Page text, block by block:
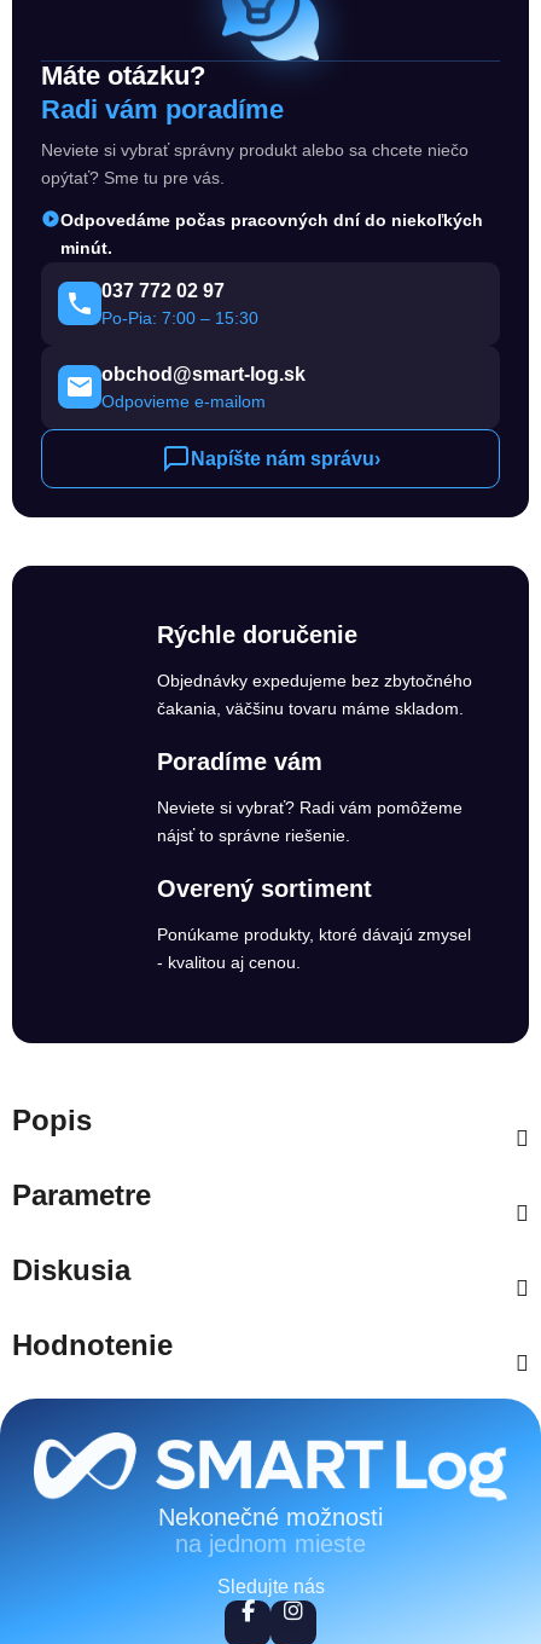
Máte otázku?
Radi vám poradíme
Neviete si vybrať správny produkt alebo sa chcete niečo
opýtať? Sme tu pre vás.
Odpovedáme počas pracovných dní do niekoľkých
minút.
037 772 02 97
Po-Pia: 7:00 – 15:30
obchod@smart-log.sk
Odpovieme e-mailom
Napíšte nám správu›
Rýchle doručenie
Objednávky expedujeme bez zbytočného
čakania, väčšinu tovaru máme skladom.
Poradíme vám
Neviete si vybrať? Radi vám pomôžeme
nájsť to správne riešenie.
Overený sortiment
Ponúkame produkty, ktoré dávajú zmysel
- kvalitou aj cenou.
Popis
Parametre
Diskusia
Hodnotenie
Zápätie
Nekonečné možnosti
na jednom mieste
Sledujte nás